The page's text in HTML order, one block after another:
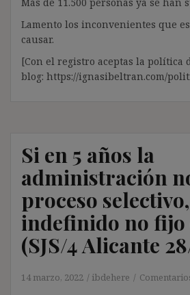
Lamento los inconvenientes que
causar.
[Con el registro aceptas la política
blog: https://ignasibeltran.com/
Si en 5 años la
administración
proceso
indefinido no fijo
(SJS/4 Alicante
14 marzo, 2022 ibdehere